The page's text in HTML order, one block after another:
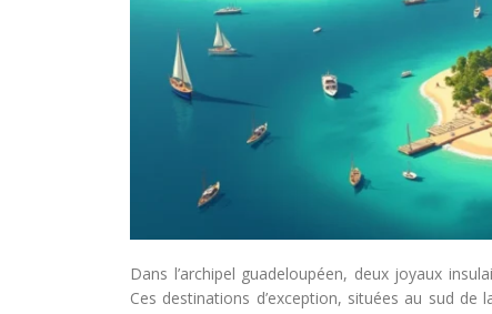
Dans l’archipel guadeloupéen, deux joyaux
Ces destinations d’exception, situées au sud